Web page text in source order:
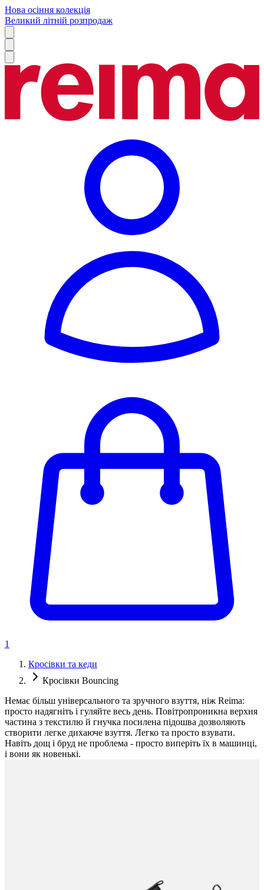
Нова осіння колекція
Великий літній розпродаж
1
Кросівки та кеди
Кросівки Bouncing
Немає більш універсального та зручного взуття, ніж Reima:
просто надягніть і гуляйте весь день. Повітропроникна верхня
частина з текстилю й гнучка посилена підошва дозволяють
створити легке дихаюче взуття. Легко та просто взувати.
Навіть дощ і бруд не проблема - просто виперіть їх в машинці,
і вони як новенькі.